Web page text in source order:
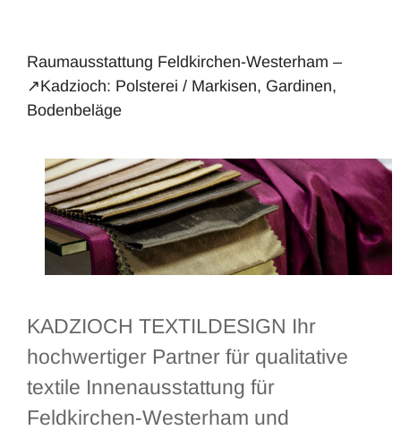
Raumausstattung Feldkirchen-Westerham –
↗️Kadzioch: Polsterei / Markisen, Gardinen,
Bodenbeläge
KADZIOCH TEXTILDESIGN Ihr
hochwertiger Partner für qualitative
textile Innenausstattung für
Feldkirchen-Westerham und